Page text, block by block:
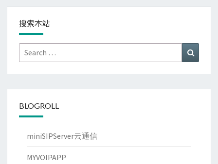
搜索本站
Search
for:
BLOGROLL
miniSIPServer云通信
MYVOIPAPP